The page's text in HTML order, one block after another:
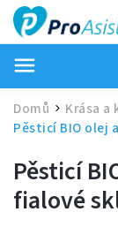
Domů / Krása a
Pěsticí BIO olej
Pěsticí
fialové